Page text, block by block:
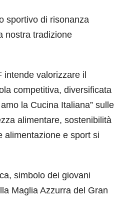
sportivo di risonanza
nostra tradizione
intende valorizzare il
competitiva, diversificata
la Cucina Italiana” sulle
alimentare, sostenibilità
alimentazione e sport si
simbolo dei giovani
Maglia Azzurra del Gran